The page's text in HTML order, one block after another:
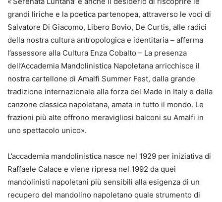
grandi liriche e la poetica partenopea, attraverso le voci di
Salvatore Di Giacomo, Libero Bovio, De Curtis, alle radici
della nostra cultura antropologica e identitaria – afferma
l’assessore alla Cultura Enza Cobalto – La presenza
dell’Accademia Mandolinistica Napoletana arricchisce il
nostra cartellone di Amalfi Summer Fest, dalla grande
tradizione internazionale alla forza del Made in Italy e della
canzone classica napoletana, amata in tutto il mondo. Le
frazioni più alte offrono meravigliosi balconi su Amalfi in
uno spettacolo unico».
L’accademia mandolinistica nasce nel 1929 per iniziativa di
Raffaele Calace e viene ripresa nel 1992 da quei
mandolinisti napoletani più sensibili alla esigenza di un
recupero del mandolino napoletano quale strumento di